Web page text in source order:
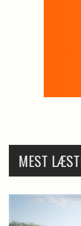
MEST